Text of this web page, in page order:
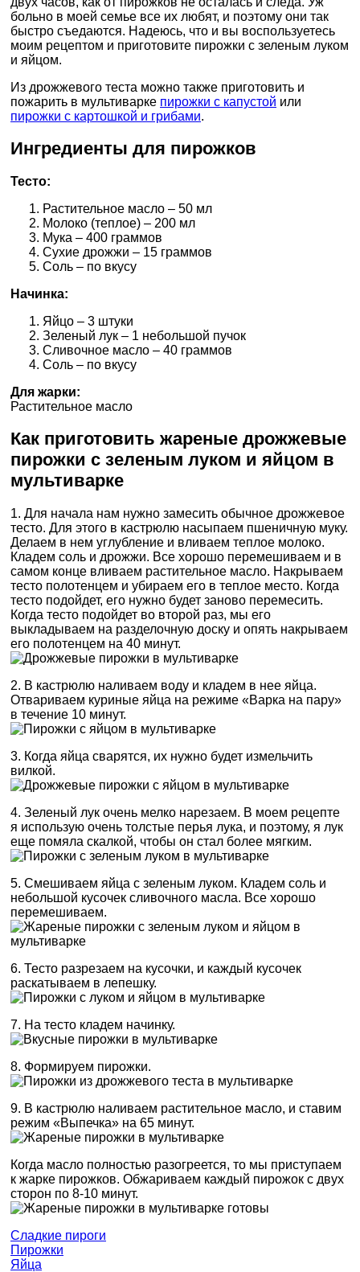
больно в моей семье все их любят, и поэтому они так
быстро съедаются. Надеюсь, что и вы воспользуетесь
моим рецептом и приготовите пирожки с зеленым луком
и яйцом.
Из дрожжевого теста можно также приготовить и
пожарить в мультиварке пирожки с капустой или
пирожки с картошкой и грибами.
Ингредиенты для пирожков
Тесто:
Растительное масло – 50 мл
Молоко (теплое) – 200 мл
Мука – 400 граммов
Сухие дрожжи – 15 граммов
Соль – по вкусу
Начинка:
Яйцо – 3 штуки
Зеленый лук – 1 небольшой пучок
Сливочное масло – 40 граммов
Соль – по вкусу
Для жарки:
Растительное масло
Как приготовить жареные дрожжевые
пирожки с зеленым луком и яйцом в
мультиварке
1. Для начала нам нужно замесить обычное дрожжевое
тесто. Для этого в кастрюлю насыпаем пшеничную муку.
Делаем в нем углубление и вливаем теплое молоко.
Кладем соль и дрожжи. Все хорошо перемешиваем и в
самом конце вливаем растительное масло. Накрываем
тесто полотенцем и убираем его в теплое место. Когда
тесто подойдет, его нужно будет заново перемесить.
Когда тесто подойдет во второй раз, мы его
выкладываем на разделочную доску и опять накрываем
его полотенцем на 40 минут.
2. В кастрюлю наливаем воду и кладем в нее яйца.
Отвариваем куриные яйца на режиме «Варка на пару»
в течение 10 минут.
3. Когда яйца сварятся, их нужно будет измельчить
вилкой.
4. Зеленый лук очень мелко нарезаем. В моем рецепте
я использую очень толстые перья лука, и поэтому, я лук
еще помяла скалкой, чтобы он стал более мягким.
5. Смешиваем яйца с зеленым луком. Кладем соль и
небольшой кусочек сливочного масла. Все хорошо
перемешиваем.
6. Тесто разрезаем на кусочки, и каждый кусочек
раскатываем в лепешку.
7. На тесто кладем начинку.
8. Формируем пирожки.
9. В кастрюлю наливаем растительное масло, и ставим
режим «Выпечка» на 65 минут.
Когда масло полностью разогреется, то мы приступаем
к жарке пирожков. Обжариваем каждый пирожок с двух
сторон по 8-10 минут.
Сладкие пироги
Пирожки
Яйца